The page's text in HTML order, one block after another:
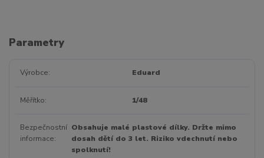
Parametry
Výrobce Eduard
Měřítko 1/48
Bezpečnostní
informace
Obsahuje malé plastové dílky. Držte mimo
dosah dětí do 3 let. Riziko vdechnutí nebo
spolknutí!